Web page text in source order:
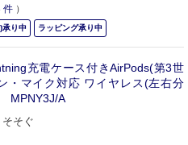
件 ）
承り中 ラッピング承り中
充電ケース付きAirPods(第3世
・マイク対応 ワイヤレス(左右分
MPNY3J/A
そぐ